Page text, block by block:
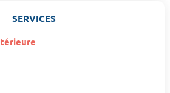
SERVICES